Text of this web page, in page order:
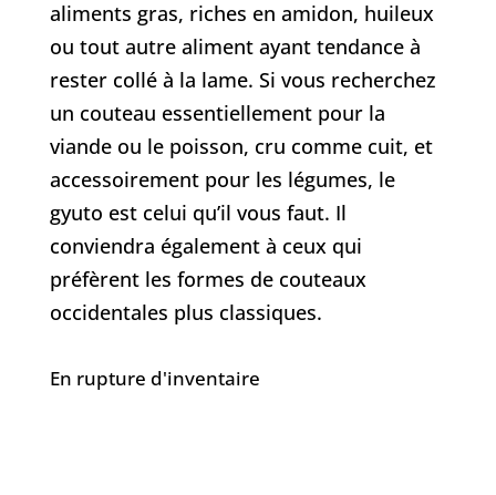
aliments gras, riches en amidon, huileux
ou tout autre aliment ayant tendance à
rester collé à la lame. Si vous recherchez
un couteau essentiellement pour la
viande ou le poisson, cru comme cuit, et
accessoirement pour les légumes, le
gyuto est celui qu’il vous faut. Il
conviendra également à ceux qui
préfèrent les formes de couteaux
occidentales plus classiques.
En rupture d'inventaire